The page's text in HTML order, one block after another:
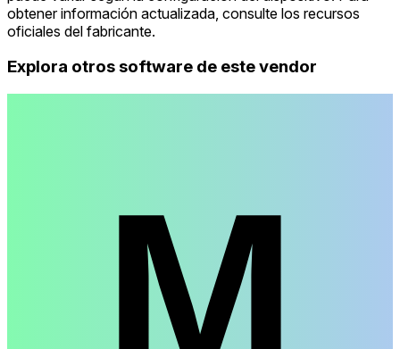
obtener información actualizada, consulte los recursos
oficiales del fabricante.
Explora otros software de este vendor